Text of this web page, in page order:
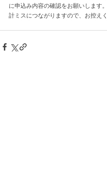
に申込み内容の確認をお願いします
計ミスにつながりますので、お控えく